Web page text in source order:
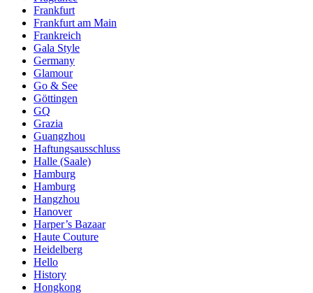
Frankfurt
Frankfurt am Main
Frankreich
Gala Style
Germany
Glamour
Go & See
Göttingen
GQ
Grazia
Guangzhou
Haftungsausschluss
Halle (Saale)
Hamburg
Hamburg
Hangzhou
Hanover
Harper’s Bazaar
Haute Couture
Heidelberg
Hello
History
Hongkong